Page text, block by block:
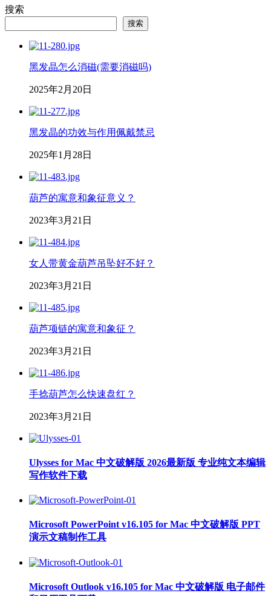
搜索
搜索
黑发晶怎么消磁(需要消磁吗)
2025年2月20日
黑发晶的功效与作用佩戴禁忌
2025年1月28日
葫芦的寓意和象征意义？
2023年3月21日
女人带黄金葫芦吊坠好不好？
2023年3月21日
葫芦项链的寓意和象征？
2023年3月21日
手捻葫芦怎么快速盘红？
2023年3月21日
Ulysses for Mac 中文破解版 2026最新版 专业纯文本编辑
写作软件下载
Microsoft PowerPoint v16.105 for Mac 中文破解版 PPT
演示文稿制作工具
Microsoft Outlook v16.105 for Mac 中文破解版 电子邮件